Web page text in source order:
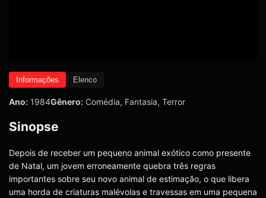
Informações Elenco
Ano: 1984Gênero: Comédia, Fantasia, Terror
Sinopse
Depois de receber um pequeno animal exótico como presente
de Natal, um jovem erroneamente quebra três regras
importantes sobre seu novo animal de estimação, o que libera
uma horda de criaturas malévolas e travessas em uma pequena